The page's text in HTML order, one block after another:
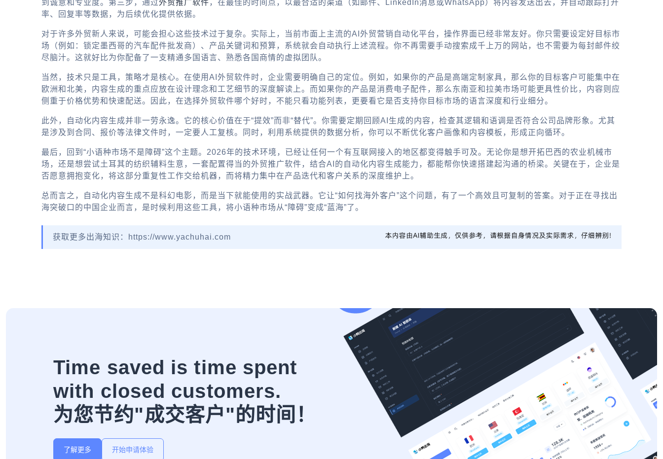
到诚意和专业度。第三步，通过外贸推广软件 ，在最佳的时间点，以最合适的渠道（如邮件、LinkedIn消息或WhatsApp）将内容发送出去，并自动跟踪打开
率、回复率等数据，为后续优化提供依据。
对于许多外贸新人来说，可能会担心这些技术过于复杂。实际上，当前市面上主流的AI外贸营销自动化平台，操作界面已经非常友好。你只需要设定好目标市
场（例如：锁定墨西哥的汽车配件批发商）、产品关键词和预算，系统就会自动执行上述流程。你不再需要手动搜索成千上万的网站，也不需要为每封邮件绞
尽脑汁。这就好比为你配备了一支精通多国语言、熟悉各国商情的虚拟团队。
当然，技术只是工具，策略才是核心。在使用AI外贸软件时，企业需要明确自己的定位。例如，如果你的产品是高端定制家具，那么你的目标客户可能集中在
欧洲和北美，内容生成的重点应放在设计理念和工艺细节的深度解读上。而如果你的产品是消费电子配件，那么东南亚和拉美市场可能更具性价比，内容则应
侧重于价格优势和快速配送。因此，在选择外贸软件哪个好时，不能只看功能列表，更要看它是否支持你目标市场的语言深度和行业细分。
此外，自动化内容生成并非一劳永逸。它的核心价值在于“提效”而非“替代”。你需要定期回顾AI生成的内容，检查其逻辑和语调是否符合公司品牌形象。尤其
是涉及到合同、报价等法律文件时，一定要人工复核。同时，利用系统提供的数据分析，你可以不断优化客户画像和内容模板，形成正向循环。
最后，回到“小语种市场不是障碍”这个主题。2026年的技术环境，已经让任何一个有互联网接入的地区都变得触手可及。无论你是想开拓巴西的农业机械市
场，还是想尝试土耳其的纺织辅料生意，一套配置得当的外贸推广软件，结合AI的自动化内容生成能力，都能帮你快速搭建起沟通的桥梁。关键在于，企业是
否愿意拥抱变化，将这部分重复性工作交给机器，而将精力集中在产品迭代和客户关系的深度维护上。
总而言之，自动化内容生成不是科幻电影，而是当下就能使用的实战武器。它让“如何找海外客户”这个问题，有了一个高效且可复制的答案。对于正在寻找出
海突破口的中国企业而言，是时候利用这些工具，将小语种市场从“障碍”变成“蓝海”了。
获取更多出海知识：https://www.yachuhai.com
Time saved is time spent
with closed customers.
为您节约"成交客户"的时间！
了解更多 开始申请体验